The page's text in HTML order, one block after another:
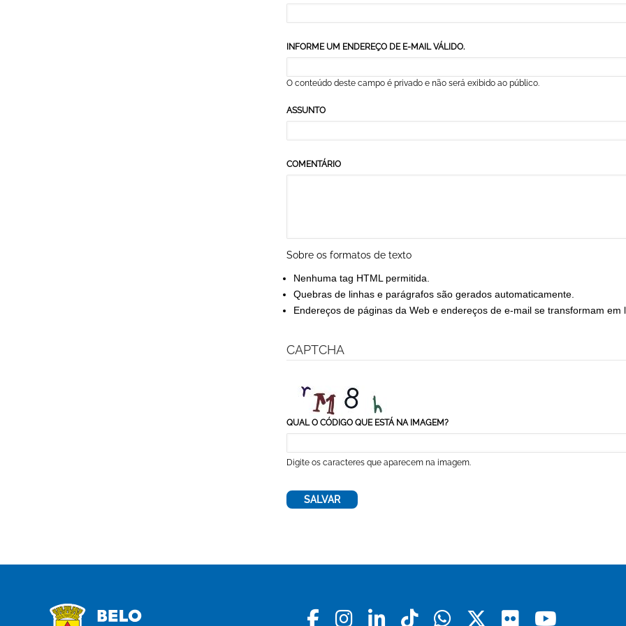
ESTAÇÕES
by
INFORME UM ENDEREÇO DE E-MAIL VÁLIDO.
O conteúdo deste campo é privado e não será exibido ao público.
ASSUNTO
COMENTÁRIO
Sobre os formatos de texto
Nenhuma tag HTML permitida.
Quebras de linhas e parágrafos são gerados automaticamente.
Endereços de páginas da Web e endereços de e-mail se transformam em
CAPTCHA
QUAL O CÓDIGO QUE ESTÁ NA IMAGEM?
Digite os caracteres que aparecem na imagem.
Facebook
Instagram
LinkedinTiktokWhatsapp
X Flickr